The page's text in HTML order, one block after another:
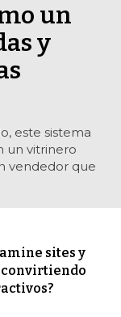
un
y
este sistema
un vitrinero
vendedor que
sites y
convirtiendo